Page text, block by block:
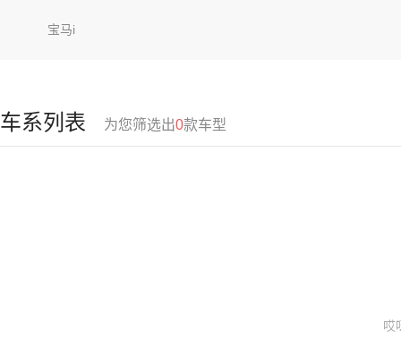
宝马i
车系列表 为您筛选出0款车型
哎